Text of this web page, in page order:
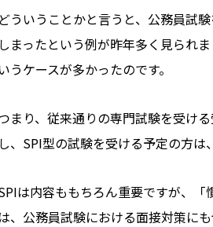
どういうことかと言うと、公務員試
しまったという例が昨年多く見られ
いうケースが多かったのです。
まり、従来通りの専門試験を受け
し、SPI型の試験を受ける予定の方は
は内容ももちろん重要ですが、
、公務員試験における面接対策に